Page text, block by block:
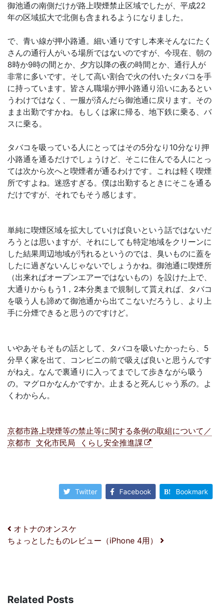
御池通の南側だけが路上喫煙禁止区域でしたが、平成22
年の区域拡大で北側も含まれるようになりました。
で、青い線が押小路通。細い通りですし本来そんなにたく
さんの通行人がいる場所ではないのですが、今現在、朝の
8時か9時の間とか、夕方以降の夜の時間とか、通行人が
非常に多いです。そして高い割合で火の付いたタバコを手
に持っています。皆さん職場が押小路通り沿いにあるとい
うわけではなく、一服が済んだら御池通に戻ります。その
まま出勤ですかね。もしくは家に帰る、地下鉄に乗る、バ
スに乗る。
タバコを吸っている人にとってはその5分なり10分なり押
小路通を通るだけでしょうけど、そこに住んでる人にとっ
ては次から次へと喫煙者が通るわけです。これは軽く喫煙
所ですよね。迷惑すぎる。僕は出勤するときにそこを通る
だけですが、それでもそう感じます。
単純に喫煙区域を拡大していけば良いという話ではないだ
ろうとは思いますが、それにしても特定地域をクリーンに
した結果周辺地域が汚れるというのでは、臭いものに蓋を
したに過ぎないんじゃないでしょうかね。御池通に喫煙所
（出来ればオープンエアーではないもの）を設けた上で、
大通りからもう1，2本分奥まで規制して貰えれば、タバコ
を吸う人も諦めて御池通から出てこないだろうし、より上
手に分煙できると思うのですけど。
いやあそもそもの話として、タバコを吸いたかったら、5
分早く家を出て、コンビニの前で吸えば良いと思うんです
がねえ。なんで裏通りに入ってまでして歩きながら吸う
の。マグロかなんかですか。止まると死んじゃう系の。よ
くわからん。
京都市路上喫煙等の禁止等に関する条例の取組について／
京都市 文化市民局 くらし安全推進課
Twitter Facebook Bookmark
投稿ナビゲーション
オトナのオンスケ
ちょっとしたものレビュー（iPhone 4用）
Related Posts